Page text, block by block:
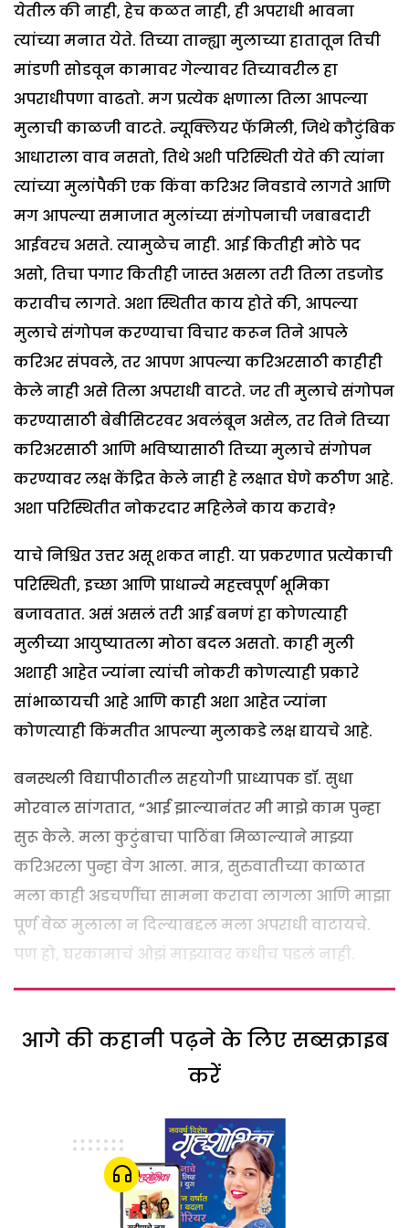
येतील की नाही, हेच कळत नाही, ही अपराधी भावना
त्यांच्या मनात येते. तिच्या तान्ह्या मुलाच्या हातातून तिची
मांडणी सोडवून कामावर गेल्यावर तिच्यावरील हा
अपराधीपणा वाढतो. मग प्रत्येक क्षणाला तिला आपल्या
मुलाची काळजी वाटते. न्यूक्लियर फॅमिली, जिथे कौटुंबिक
आधाराला वाव नसतो, तिथे अशी परिस्थिती येते की त्यांना
त्यांच्या मुलांपैकी एक किंवा करिअर निवडावे लागते आणि
मग आपल्या समाजात मुलांच्या संगोपनाची जबाबदारी
आईवरच असते. त्यामुळेच नाही. आई कितीही मोठे पद
असो, तिचा पगार कितीही जास्त असला तरी तिला तडजोड
करावीच लागते. अशा स्थितीत काय होते की, आपल्या
मुलाचे संगोपन करण्याचा विचार करून तिने आपले
करिअर संपवले, तर आपण आपल्या करिअरसाठी काहीही
केले नाही असे तिला अपराधी वाटते. जर ती मुलाचे संगोपन
करण्यासाठी बेबीसिटरवर अवलंबून असेल, तर तिने तिच्या
करिअरसाठी आणि भविष्यासाठी तिच्या मुलाचे संगोपन
करण्यावर लक्ष केंद्रित केले नाही हे लक्षात घेणे कठीण आहे.
अशा परिस्थितीत नोकरदार महिलेने काय करावे?
याचे निश्चित उत्तर असू शकत नाही. या प्रकरणात प्रत्येकाची
परिस्थिती, इच्छा आणि प्राधान्ये महत्त्वपूर्ण भूमिका
बजावतात. असं असलं तरी आई बनणं हा कोणत्याही
मुलीच्या आयुष्यातला मोठा बदल असतो. काही मुली
अशाही आहेत ज्यांना त्यांची नोकरी कोणत्याही प्रकारे
सांभाळायची आहे आणि काही अशा आहेत ज्यांना
कोणत्याही किंमतीत आपल्या मुलाकडे लक्ष द्यायचे आहे.
बनस्थली विद्यापीठातील सहयोगी प्राध्यापक डॉ. सुधा
मोरवाल सांगतात, “आई झाल्यानंतर मी माझे काम पुन्हा
सुरू केले. मला कुटुंबाचा पाठिंबा मिळाल्याने माझ्या
करिअरला पुन्हा वेग आला. मात्र, सुरुवातीच्या काळात
मला काही अडचणींचा सामना करावा लागला आणि माझा
पूर्ण वेळ मुलाला न दिल्याबद्दल मला अपराधी वाटायचे.
पण हो, घरकामाचं ओझं माझ्यावर कधीच पडलं नाही.
आगे की कहानी पढ़ने के लिए सब्सक्राइब
करें